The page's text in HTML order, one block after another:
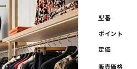
型番
ポイント
定価
販売価格